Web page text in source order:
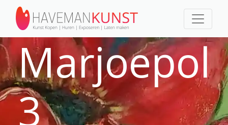
Marjoepol
3